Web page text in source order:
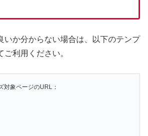
いか分からない場合は、以下のテンプ
利用ください。
対象ページのURL：